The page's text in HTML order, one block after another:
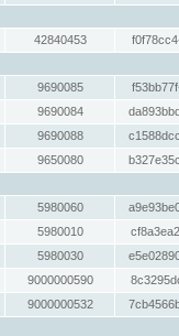
42840453
9690085
9690084
9690088
9650080
5980060
5980010
5980030
9000000590
9000000532